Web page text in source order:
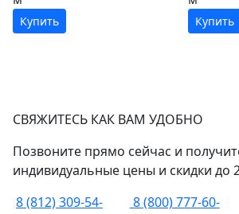
Купить Купить
СВЯЖИТЕСЬ КАК ВАМ УДОБНО
Позвоните прямо сейчас и
индивидуальные цены и скидки до
8 (812) 309-54-
8 (800) 777-60-